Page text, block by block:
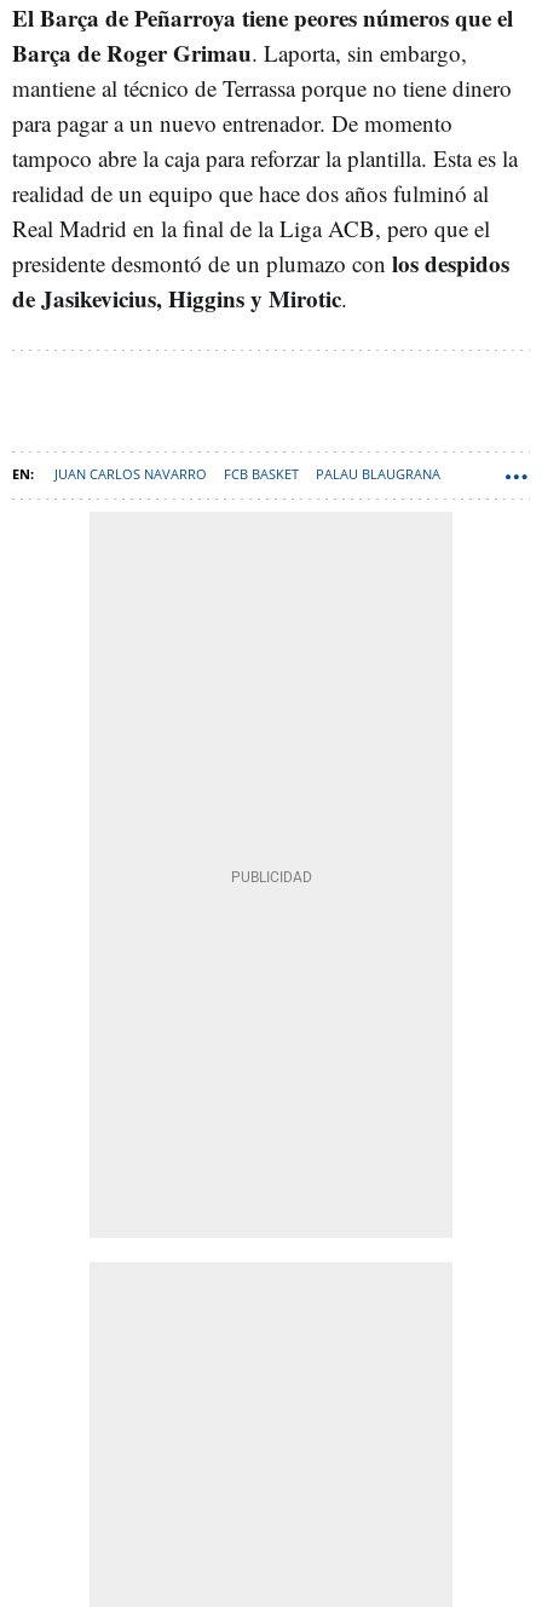
El Barça de Peñarroya tiene peores números que el
Barça de Roger Grimau. Laporta, sin embargo,
mantiene al técnico de Terrassa porque no tiene dinero
para pagar a un nuevo entrenador. De momento
tampoco abre la caja para reforzar la plantilla. Esta es la
realidad de un equipo que hace dos años fulminó al
Real Madrid en la final de la Liga ACB, pero que el
presidente desmontó de un plumazo con los despidos
de Jasikevicius, Higgins y Mirotic.
JUAN CARLOS NAVARRO FCB BASKET PALAU BLAUGRANA